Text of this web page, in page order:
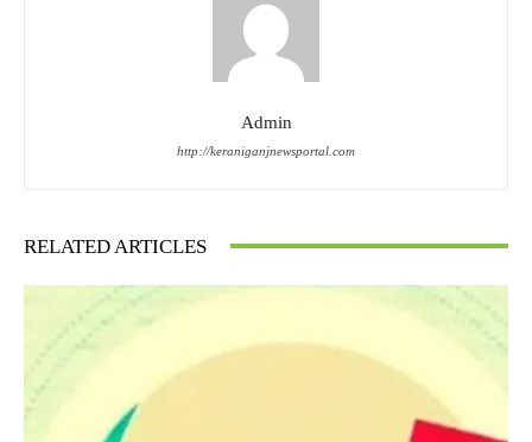
Admin
http://keraniganjnewsportal.com
RELATED ARTICLES